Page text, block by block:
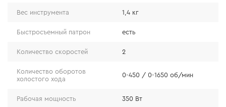
запасом по току в 50%.
Вес инструмента 1,4 кг
Быстросъемный патрон есть
Количество скоростей 2
Количество оборотов
холостого хода
0-450 / 0-1650 об/мин
Рабочая мощность 350 Вт